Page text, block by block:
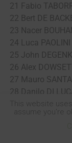
21 Fabio
22 Bert DE
23 Nacer
24 Luca
25 John
26 Alex
27 Mauro
28 Danilo DI
29 Matthew
30 Bradley
31 Carlos
This website
assume you're